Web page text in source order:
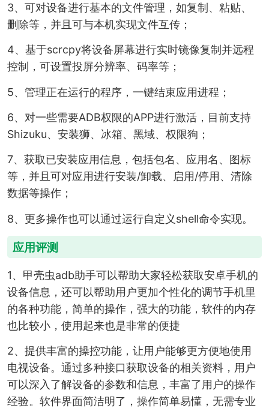
3、可对设备进行基本的文件管理，如复制、粘贴、
删除等，并且可与本机实现文件互传；
4、基于scrcpy将设备屏幕进行实时镜像复制并远程
控制，可设置投屏分辨率、码率等；
5、管理正在运行的程序，一键结束应用进程；
6、对一些需要ADB权限的APP进行激活，目前支持
Shizuku、安装狮、冰箱、黑域、权限狗；
7、获取已安装应用信息，包括包名、应用名、图标
等，并且可对应用进行安装/卸载、启用/停用、清除
数据等操作；
8、更多操作也可以通过运行自定义shell命令实现。
应用评测
1、甲壳虫adb助手可以帮助大家轻松获取安卓手机的
设备信息，还可以帮助用户更加个性化的调节手机里
的各种功能，简单的操作，强大的功能，软件的内存
也比较小，使用起来也是非常的便捷
2、提供丰富的操控功能，让用户能够更方便地使用
电视设备。通过多种接口获取设备的相关资料，用户
可以深入了解设备的参数和信息，丰富了用户的操作
经验。软件界面简洁明了，操作简单易懂，无需专业